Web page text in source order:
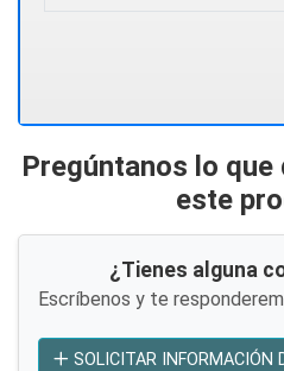
Pregúntanos lo
este
¿Tienes alguna
Escríbenos y te
SOLICITAR INFORMACIÓN